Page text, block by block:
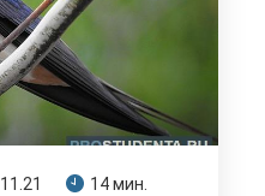
14 мин.